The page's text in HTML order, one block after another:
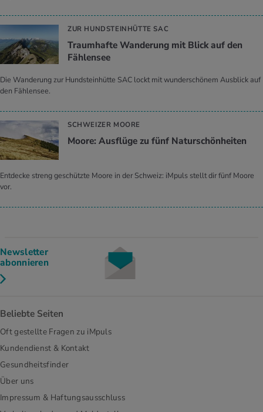
ZUR HUNDSTEINHÜTTE SAC
Traumhafte Wanderung mit Blick auf den
Fählensee
Die Wanderung zur Hundsteinhütte SAC lockt mit wunderschönem Ausblick auf
den Fählensee.
SCHWEIZER MOORE
Moore: Ausflüge zu fünf Naturschönheiten
Entdecke streng geschützte Moore in der Schweiz: iMpuls stellt dir fünf Moore
vor.
Newsletter
abonnieren
Beliebte Seiten
Oft gestellte Fragen zu iMpuls
Kundendienst & Kontakt
Gesundheitsfinder
Über uns
Impressum & Haftungsausschluss